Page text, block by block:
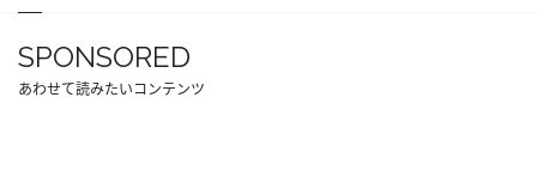
SPONSORED
あわせて読みたいコンテンツ